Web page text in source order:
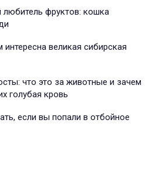
фруктов: кошка
интересна великая сибирская
что это за животные и зачем
голубая кровь
если вы попали в отбойное